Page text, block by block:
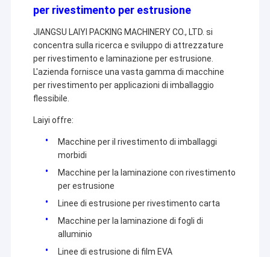
per rivestimento per estrusione
JIANGSU LAIYI PACKING MACHINERY CO., LTD. si
concentra sulla ricerca e sviluppo di attrezzature
per rivestimento e laminazione per estrusione.
L'azienda fornisce una vasta gamma di macchine
per rivestimento per applicazioni di imballaggio
flessibile.
Laiyi offre:
Macchine per il rivestimento di imballaggi
morbidi
Macchine per la laminazione con rivestimento
per estrusione
Linee di estrusione per rivestimento carta
Macchine per la laminazione di fogli di
alluminio
Linee di estrusione di film EVA